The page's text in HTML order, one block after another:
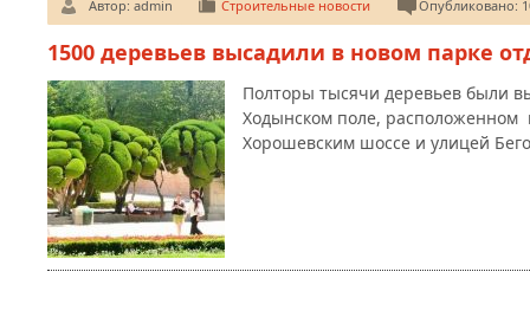
Автор: admin Строительные новости Опубликовано:
1500 деревьев высадили в новом парке
Полторы тысячи деревьев были
Ходынском поле, расположенном
Хорошевским шоссе и улицей